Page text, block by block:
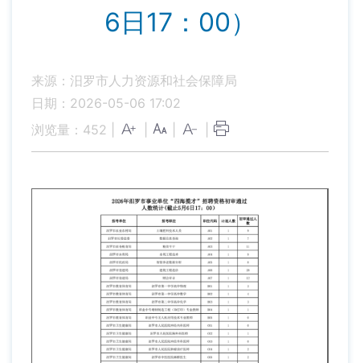
6日17：00）
来源：汨罗市人力资源和社会保障局
日期：2026-05-06 17:02
浏览量： 452